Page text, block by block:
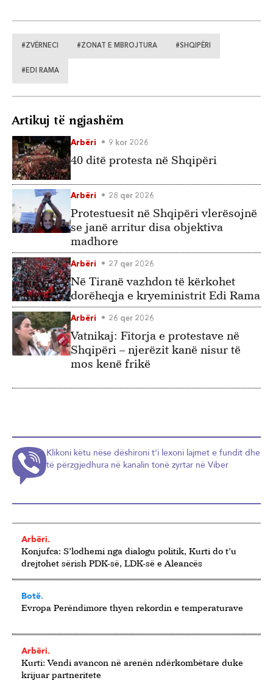
#ZVËRNECI #ZONAT E MBROJTURA #SHQIPËRI
#EDI RAMA
Artikuj të ngjashëm
Arbëri 9 kor 2026
40 ditë protesta në Shqipëri
Arbëri 28 qer 2026
Protestuesit në Shqipëri vlerësojnë
se janë arritur disa objektiva
madhore
Arbëri 27 qer 2026
Në Tiranë vazhdon të kërkohet
dorëheqja e kryeministrit Edi Rama
Arbëri 26 qer 2026
Vatnikaj: Fitorja e protestave në
Shqipëri – njerëzit kanë nisur të
mos kenë frikë
Klikoni këtu nëse dëshironi t'i lexoni lajmet e fundit dhe
të përzgjedhura në kanalin tonë zyrtar në Viber
Arbëri.
Konjufca: S’lodhemi nga dialogu politik, Kurti do t’u
drejtohet sërish PDK-së, LDK-së e Aleancës
Botë.
Evropa Perëndimore thyen rekordin e temperaturave
Arbëri.
Kurti: Vendi avancon në arenën ndërkombëtare duke
krijuar partneritete